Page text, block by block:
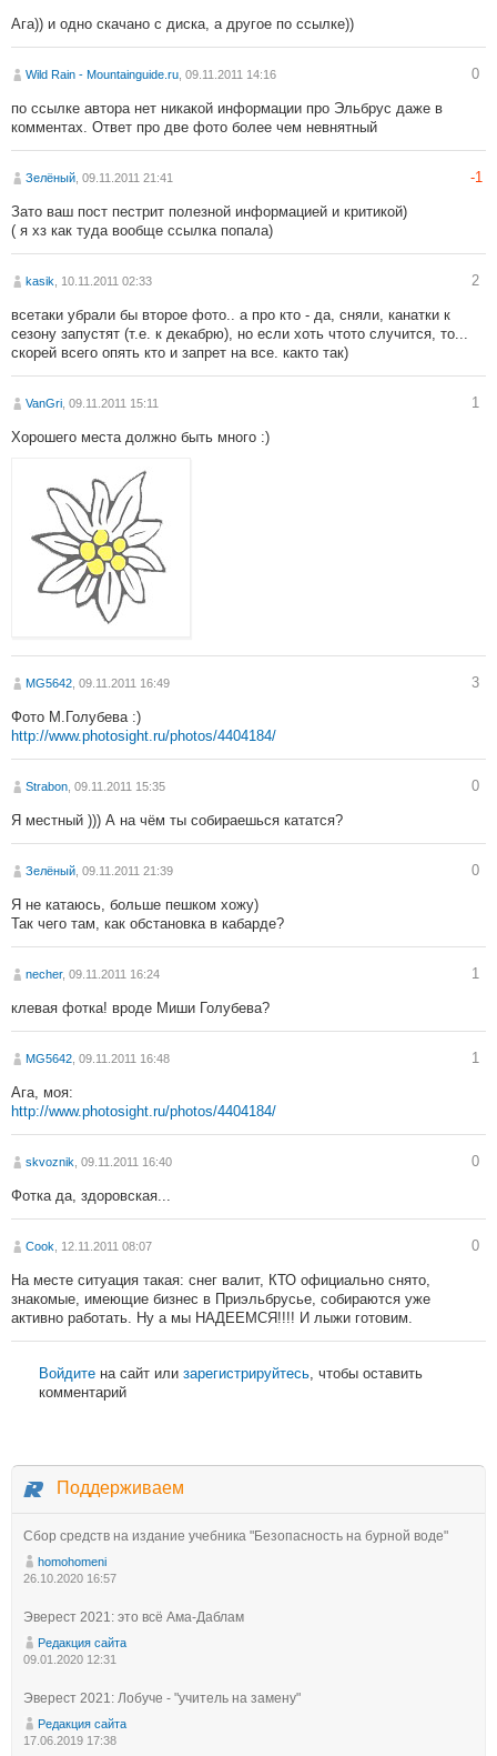
Ага)) и одно скачано с диска, а другое по ссылке))
Wild Rain - Mountainguide.ru , 09.11.2011 14:16 0
по ссылке автора нет никакой информации про Эльбрус даже в
комментах. Ответ про две фото более чем невнятный
Зелёный , 09.11.2011 21:41 -1
Зато ваш пост пестрит полезной информацией и критикой)
( я хз как туда вообще ссылка попала)
kasik , 10.11.2011 02:33 2
всетаки убрали бы второе фото.. а про кто - да, сняли, канатки к
сезону запустят (т.е. к декабрю), но если хоть чтото случится, то...
скорей всего опять кто и запрет на все. както так)
VanGri , 09.11.2011 15:11 1
Хорошего места должно быть много :)
MG5642 , 09.11.2011 16:49 3
Фото М.Голубева :)
http://www.photosight.ru/photos/4404184/
Strabon , 09.11.2011 15:35 0
Я местный ))) А на чём ты собираешься кататся?
Зелёный , 09.11.2011 21:39 0
Я не катаюсь, больше пешком хожу)
Так чего там, как обстановка в кабарде?
necher, 09.11.2011 16:24 1
клевая фотка! вроде Миши Голубева?
MG5642 , 09.11.2011 16:48 1
Ага, моя:
http://www.photosight.ru/photos/4404184/
skvoznik , 09.11.2011 16:40 0
Фотка да, здоровская...
Cook , 12.11.2011 08:07 0
На месте ситуация такая: снег валит, КТО официально снято,
знакомые, имеющие бизнес в Приэльбрусье, собираются уже
активно работать. Ну а мы НАДЕЕМСЯ!!!! И лыжи готовим.
Войдите на сайт или зарегистрируйтесь, чтобы оставить
комментарий
Поддерживаем
Сбор средств на издание учебника "Безопасность на бурной воде"
homohomeni
26.10.2020 16:57
Эверест 2021: это всё Ама-Даблам
Редакция сайта
09.01.2020 12:31
Эверест 2021: Лобуче - "учитель на замену"
Редакция сайта
17.06.2019 17:38